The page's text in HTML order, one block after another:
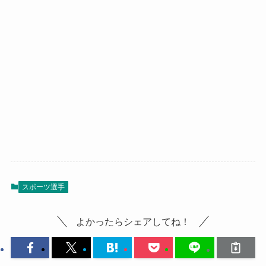
スポーツ選手
よかったらシェアしてね！